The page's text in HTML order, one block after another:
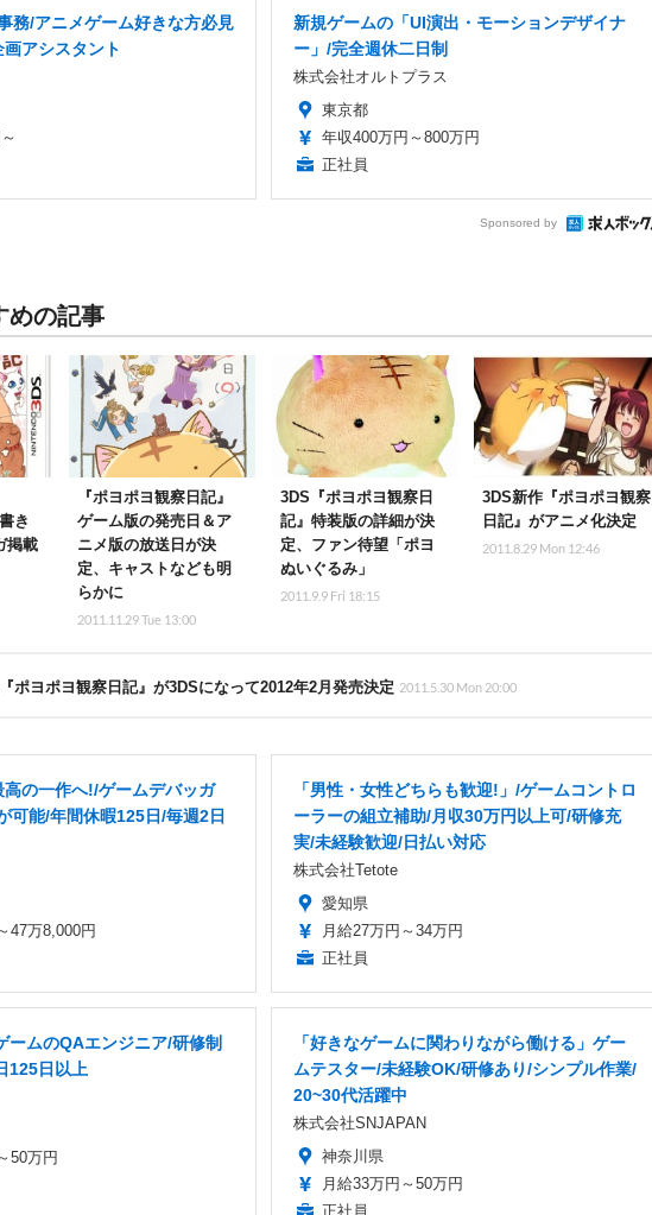
務/アニメゲーム好きな方必見
アシスタント
新規ゲームの「UI演出・モーションデザイナ
ー」/完全週休二日制
株式会社オルトプラス
東京都
年収400万円～800万円
正社員
Sponsored by
めの記事
き
掲載
『ポヨポヨ観察日記』
ゲーム版の発売日＆ア
ニメ版の放送日が決
定、キャストなども明
らかに
2011.11.29 Tue 13:00
3DS『ポヨポヨ観察日
記』特装版の詳細が決
定、ファン待望「ポヨ
ぬいぐるみ」
2011.9.9 Fri 18:15
3DS新作『ポヨポヨ観察
日記』がアニメ化決定
2011.8.29 Mon 12:46
ポヨポヨ観察日記』が3DSになって2012年2月発売決定 2011.5.30 Mon 20:00
の一作へ!/ゲームデバッガ
可能/年間休暇125日/毎週2日
47万8,000円
「男性・女性どちらも歓迎!」/ゲームコントロ
ーラーの組立補助/月収30万円以上可/研修充
実/未経験歓迎/日払い対応
株式会社Tetote
愛知県
月給27万円～34万円
正社員
ームのQAエンジニア/研修制
125日以上
50万円
「好きなゲームに関わりながら働ける」ゲー
ムテスター/未経験OK/研修あり/シンプル作業/
20~30代活躍中
株式会社SNJAPAN
神奈川県
月給33万円～50万円
正社員